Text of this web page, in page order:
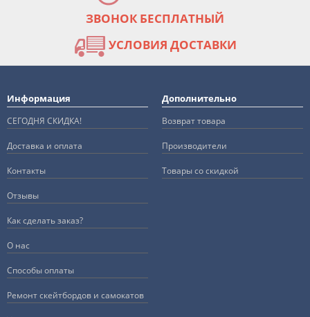
ЗВОНОК БЕСПЛАТНЫЙ
УСЛОВИЯ ДОСТАВКИ
Информация
СЕГОДНЯ СКИДКА!
Доставка и оплата
Контакты
Отзывы
Как сделать заказ?
О нас
Способы оплаты
Ремонт скейтбордов и самокатов
Дополнительно
Возврат товара
Производители
Товары со скидкой